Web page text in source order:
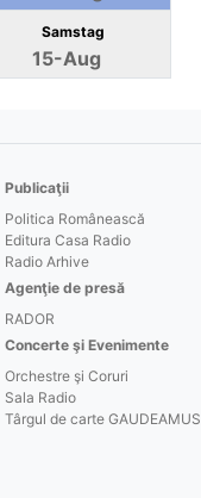
Samstag
15-Aug
Publicaţii
Politica Românească
Editura Casa Radio
Radio Arhive
Agenţie de presă
RADOR
Concerte şi Evenimente
Orchestre şi Coruri
Sala Radio
Târgul de carte GAUDEAMUS